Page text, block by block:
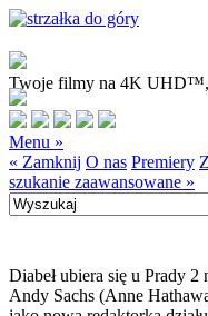
Twoje filmy na 4K
Menu »
« Zamknij O nas Premiery
szukanie zaawansowane »
Diabeł ubiera się u Prady
Andy Sachs (Anne